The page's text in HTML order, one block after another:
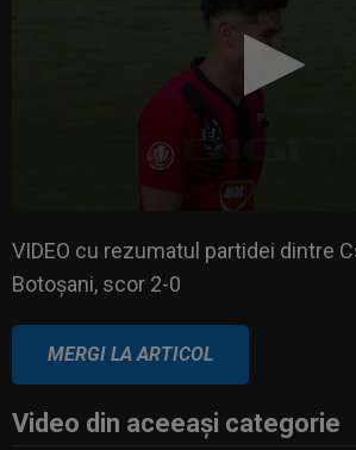
Botoșani, scor 2-0
VIDEO cu rezumatul partidei dintre
Botoșani, scor 2-0
MERGI LA ARTICOL
Video din aceeaşi categorie